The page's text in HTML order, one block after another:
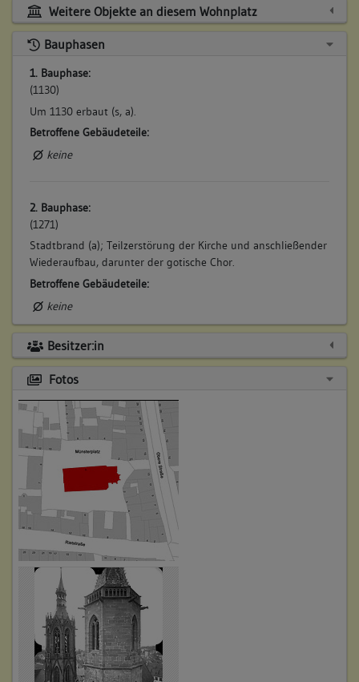
Weitere Objekte an diesem Wohnplatz
Bauphasen
1. Bauphase:
(1130)
Um 1130 erbaut (s, a).
Betroffene Gebäudeteile:
keine
2. Bauphase:
(1271)
Stadtbrand (a); Teilzerstörung der Kirche und anschließender
Wiederaufbau, darunter der gotische Chor.
Betroffene Gebäudeteile:
keine
Besitzer:in
Fotos